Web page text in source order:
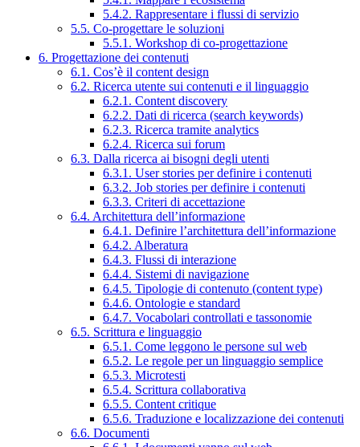
5.4.2. Rappresentare i flussi di servizio
5.5. Co-progettare le soluzioni
5.5.1. Workshop di co-progettazione
6. Progettazione dei contenuti
6.1. Cos’è il content design
6.2. Ricerca utente sui contenuti e il linguaggio
6.2.1. Content discovery
6.2.2. Dati di ricerca (search keywords)
6.2.3. Ricerca tramite analytics
6.2.4. Ricerca sui forum
6.3. Dalla ricerca ai bisogni degli utenti
6.3.1. User stories per definire i contenuti
6.3.2. Job stories per definire i contenuti
6.3.3. Criteri di accettazione
6.4. Architettura dell’informazione
6.4.1. Definire l’architettura dell’informazione
6.4.2. Alberatura
6.4.3. Flussi di interazione
6.4.4. Sistemi di navigazione
6.4.5. Tipologie di contenuto (content type)
6.4.6. Ontologie e standard
6.4.7. Vocabolari controllati e tassonomie
6.5. Scrittura e linguaggio
6.5.1. Come leggono le persone sul web
6.5.2. Le regole per un linguaggio semplice
6.5.3. Microtesti
6.5.4. Scrittura collaborativa
6.5.5. Content critique
6.5.6. Traduzione e localizzazione dei contenuti
6.6. Documenti